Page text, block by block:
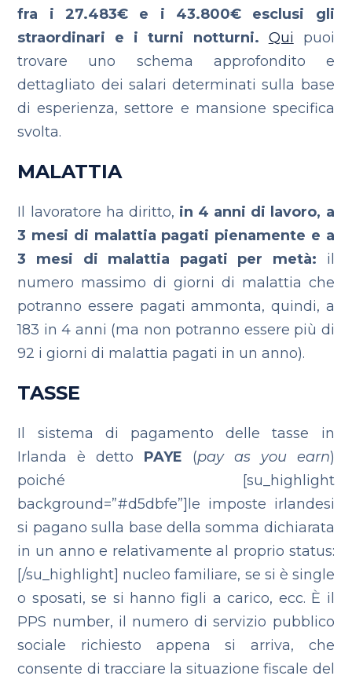
fra i 27.483€ e i 43.800€ esclusi gli
straordinari e i turni notturni. Qui puoi
trovare uno schema approfondito e
dettagliato dei salari determinati sulla base
di esperienza, settore e mansione specifica
svolta.
MALATTIA
Il lavoratore ha diritto, in 4 anni di lavoro, a
3 mesi di malattia pagati pienamente e a
3 mesi di malattia pagati per metà: il
numero massimo di giorni di malattia che
potranno essere pagati ammonta, quindi, a
183 in 4 anni (ma non potranno essere più di
92 i giorni di malattia pagati in un anno).
TASSE
Il sistema di pagamento delle tasse in
Irlanda è detto PAYE (pay as you earn)
poiché [su_highlight
background=”#d5dbfe”]le imposte irlandesi
si pagano sulla base della somma dichiarata
in un anno e relativamente al proprio status:
[/su_highlight] nucleo familiare, se si è single
o sposati, se si hanno figli a carico, ecc. È il
PPS number, il numero di servizio pubblico
sociale richiesto appena si arriva, che
consente di tracciare la situazione fiscale del